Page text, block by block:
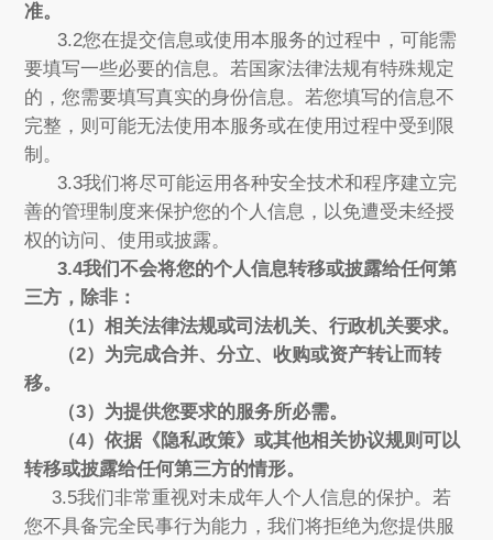
准。
3.2您在提交信息或使用本服务的过程中，可能需
要填写一些必要的信息。若国家法律法规有特殊规定
的，您需要填写真实的身份信息。若您填写的信息不
完整，则可能无法使用本服务或在使用过程中受到限
制。
3.3我们将尽可能运用各种安全技术和程序建立完
善的管理制度来保护您的个人信息，以免遭受未经授
权的访问、使用或披露。
3.4我们不会将您的个人信息转移或披露给任何第
三方，除非：
（1）相关法律法规或司法机关、行政机关要求。
（2）为完成合并、分立、收购或资产转让而转
移。
（3）为提供您要求的服务所必需。
（4）依据《隐私政策》或其他相关协议规则可以
转移或披露给任何第三方的情形。
3.5我们非常重视对未成年人个人信息的保护。若
您不具备完全民事行为能力，我们将拒绝为您提供服